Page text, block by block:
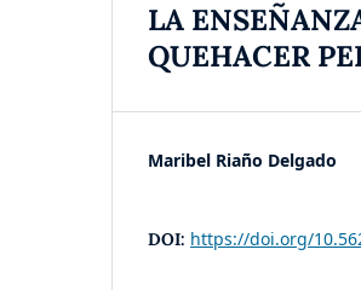
LA
QUEHACER
Maribel Riaño Delgado
DOI: https://doi.org/